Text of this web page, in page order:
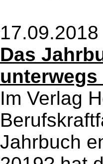
17.09.2018
Das
unterwegs
Im Verlag
Jahrbuch